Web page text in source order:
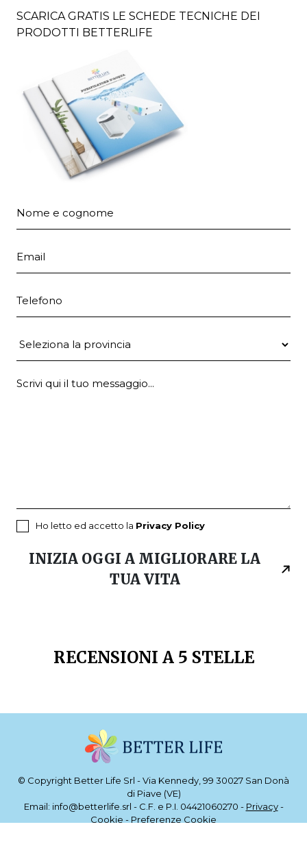
SCARICA GRATIS LE SCHEDE TECNICHE DEI
PRODOTTI BETTERLIFE
Ho letto ed accetto la Privacy Policy
INIZIA OGGI A MIGLIORARE LA
TUA VITA
RECENSIONI A 5 STELLE
© Copyright Better Life Srl - Via Kennedy, 99 30027 San Donà
di Piave (VE)
Email: info@betterlife.srl - C.F. e P.I. 04421060270 - Privacy-
Cookie - Preferenze Cookie